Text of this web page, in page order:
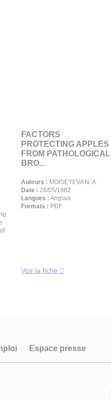
FACTORS
PROTECTING APPLES
FROM PATHOLOGICAL
BRO...
Auteurs : MOISEYEVA N. A.
Date : 26/05/1982
Langues : Anglais
Formats : PDF
Voir la fiche
Espace presse